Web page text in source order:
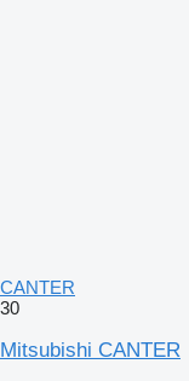
CANTER
30
Mitsubishi CANTER